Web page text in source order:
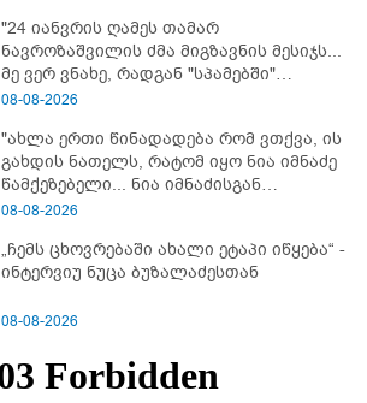
"24 იანვრის ღამეს თამარ
ნავროზაშვილის ძმა მიგზავნის მესიჯს...
მე ვერ ვნახე, რადგან "სპამებში"
ჩავარდა": რა მისწერა ნია იმნაძის ბიძამ
"სქრინს" აქვეყნებს
08-08-2026
"ახლა ერთი წინადადება რომ ვთქვა, ის
გახდის ნათელს, რატომ იყო ნია იმნაძე
წამქეზებელი... ნია იმნაძისგან
გამოსული ინფორმაციაა ეს" - რას
08-08-2026
„ჩემს ცხოვრებაში ახალი ეტაპი იწყება“ -
ინტერვიუ ნუცა ბუზალაძესთან
08-08-2026